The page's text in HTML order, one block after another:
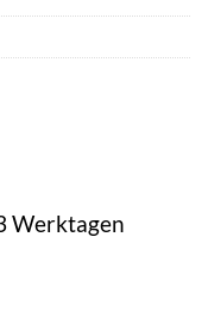
Werktagen